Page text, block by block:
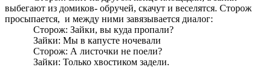
выбегают из домиков- обручей, скачут и веселятся. Сторож
просыпается, и между ними завязывается диалог:
Сторож: Зайки, вы куда пропали?
Зайки: Мы в капусте ночевали
Сторож: А листочки не поели?
Зайки: Только хвостиком задели.